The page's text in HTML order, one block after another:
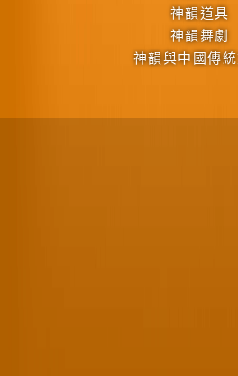
神韻道具
神韻舞劇
神韻與中國傳